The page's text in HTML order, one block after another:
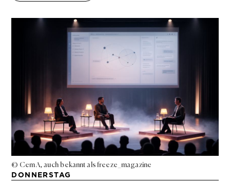
© Cem A, auch bekannt als freeze_magazine
DONNERSTAG